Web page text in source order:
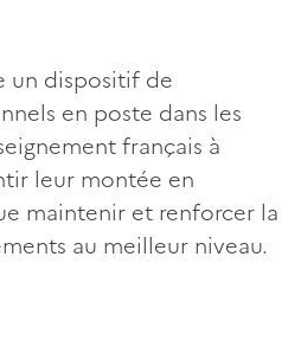
un dispositif de
en poste dans les
français à
leur montée en
maintenir et renforcer la
au meilleur niveau.